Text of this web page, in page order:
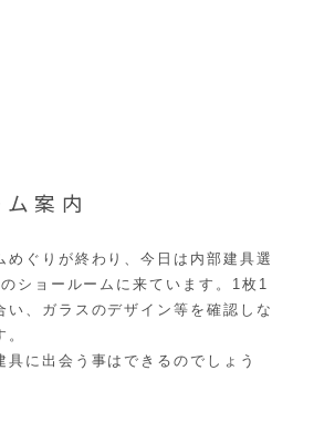
案内
めぐりが終わり、今日は内部建具選
ショールームに来ています。1枚1
い、ガラスのデザイン等を確認しな
具に出会う事はできるのでしょう